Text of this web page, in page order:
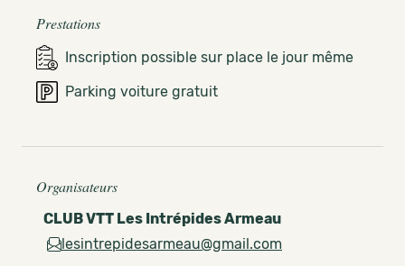
Prestations
Inscription possible sur place le jour même
Parking voiture gratuit
Organisateurs
CLUB VTT Les Intrépides Armeau
lesintrepidesarmeau@gmail.com